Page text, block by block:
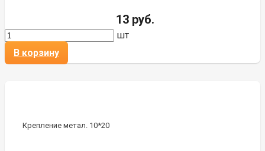
13 руб.
шт
В корзину
Крепление метал. 10*20